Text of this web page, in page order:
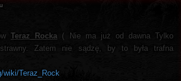
Teraz Rocka ( Nie ma już od dawna Tylko
Zatem nie sądzę, by to była trafna
wiki/Teraz_Rock